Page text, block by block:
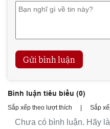
Gửi bình luận
Bình luận tiêu biểu (0)
Sắp xếp theo lượt thích Sắp
Chưa có bình luận. Hãy